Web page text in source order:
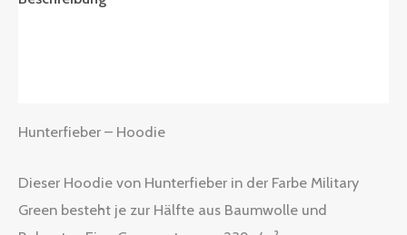
Hunterfieber – Hoodie
Dieser Hoodie von Hunterfieber in der Farbe Military
Green besteht je zur Hälfte aus Baumwolle und